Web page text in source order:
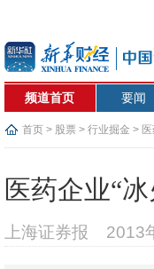
频道首页 要闻
首页 > 股票 > 行业掘金 >
医药企业“
上海证券报 2013